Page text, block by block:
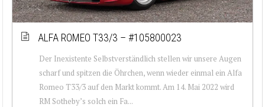
ALFA ROMEO T33/3 – #105800023
Der Inexistente Selbstverständlich stellen wir unsere Augen
scharf und spitzen die Öhrchen, wenn wieder einmal ein Alfa
Romeo T33/3 auf den Markt kommt. Am 14. Mai 2022 wird
RM Sotheby’s solch ein Fa...